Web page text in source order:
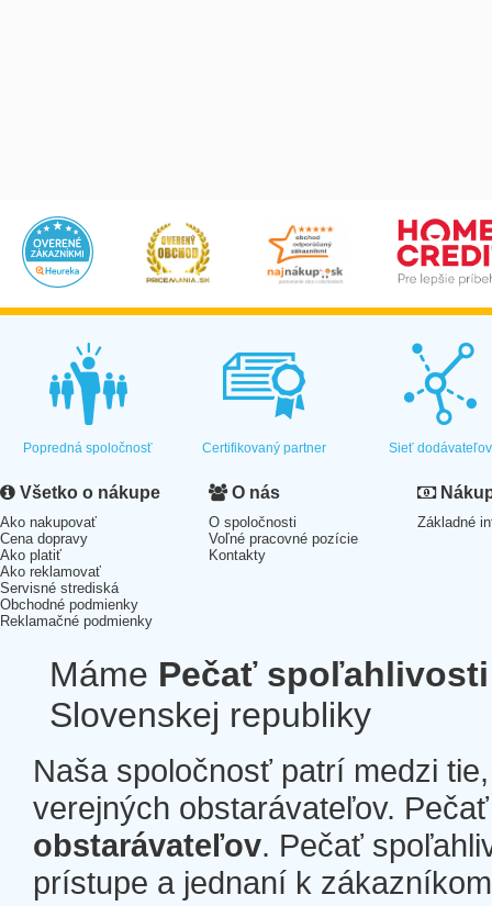
Popredná spoločnosť Certifikovaný partner Sieť dodávateľov
Všetko o nákupe
Ako nakupovať
Cena dopravy
Ako platiť
Ako reklamovať
Servisné strediská
Obchodné podmienky
Reklamačné podmienky
O nás
O spoločnosti
Voľné pracovné pozície
Kontakty
Základné
Máme Pečať spoľahlivosti
Slovenskej republiky
Naša spoločnosť patrí medzi
verejných obstarávateľov.
obstarávateľov. Pečať
prístupe a jednaní k